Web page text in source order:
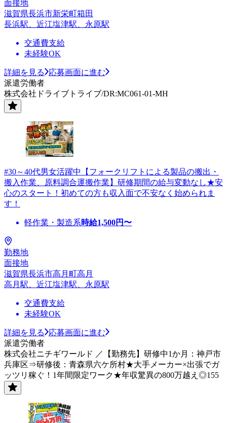
面接地
滋賀県長浜市新栄町箱田
長浜駅、近江塩津駅、永原駅
交通費支給
未経験OK
詳細を見る
応募画面に進む
派遣労働者
株式会社ドライブトライブ/DR:MC061-01-MH
#30～40代男女活躍中【フォークリフトによる製品の搬出・
搬入作業、原料調合運搬作業】研修期間の給与変動なし★安
心のスタート！初めての方も収入面で不安なく始められま
す！
軽作業・製造系時給1,500円〜
勤務地
面接地
滋賀県長浜市高月町高月
高月駅、近江塩津駅、永原駅
交通費支給
未経験OK
詳細を見る
応募画面に進む
派遣労働者
株式会社ニチギワールド ／【勤務先】研修中1か月：神戸市
兵庫区⇒研修後：青森県六ケ所村★大手メーカー×出張でガ
ッツリ稼ぐ！1年間限定ワーク★年収驚異の800万越え◎155